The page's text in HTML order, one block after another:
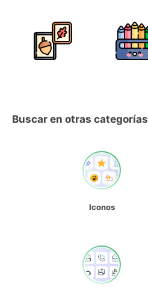
Buscar en otras categorías
Iconos